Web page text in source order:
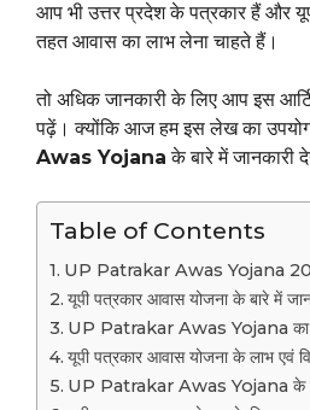
आप भी उत्तर प्रदेश के पत्रकार हैं और
तहत आवास का लाभ लेना चाहते हैं।
तो अधिक जानकारी के लिए आप इस
पढ़ें। क्योंकि आज हम इस लेख का
Awas Yojana के बारे में जानकारी
Table of Contents
UP Patrakar Awas Yojana
यूपी पत्रकार आवास योजना के बारे में
UP Patrakar Awas Yojana का
यूपी पत्रकार आवास योजना के लाभ एवं
UP Patrakar Awas Yojana के